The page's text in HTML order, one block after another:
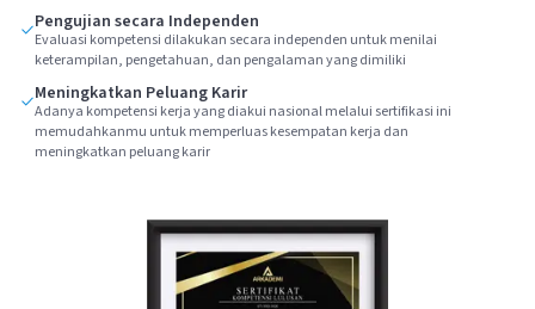
Pengujian secara Independen
Evaluasi kompetensi dilakukan secara independen untuk menilai
keterampilan, pengetahuan, dan pengalaman yang dimiliki
Meningkatkan Peluang Karir
Adanya kompetensi kerja yang diakui nasional melalui sertifikasi ini
memudahkanmu untuk memperluas kesempatan kerja dan
meningkatkan peluang karir